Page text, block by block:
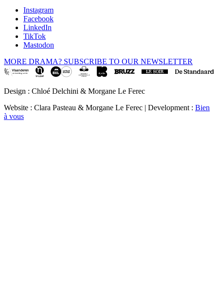
Instagram
Facebook
LinkedIn
TikTok
Mastodon
MORE DRAMA? SUBSCRIBE TO OUR NEWSLETTER
Design : Chloé Delchini & Morgane Le Ferec
Website : Clara Pasteau & Morgane Le Ferec | Development : Bien
à vous